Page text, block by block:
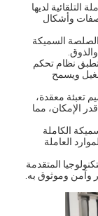
التلقائية لديها
وأشكال
السميكة
تطبق نظام تحكم
ويسمح
تعبئة معقدة،
الإمكان، مما
الكاملة
العاملة
المتقدمة
وآمن وموثوق به.